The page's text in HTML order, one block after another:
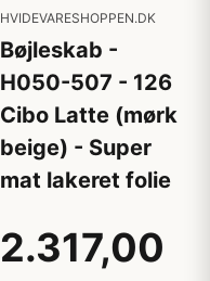
HVIDEVARESHOPPEN.DK
Bøjleskab -
H050-507 - 126
Cibo Latte (mørk
beige) - Super
mat lakeret folie
2.317,00